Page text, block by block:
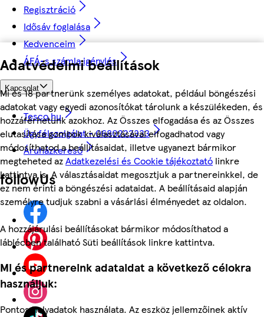
Adatvédelmi beállítások
Mi és 18 partnerünk személyes adatokat, például böngészési
adatokat vagy egyedi azonosítókat tárolunk a készülékeden, és
hozzáférhetünk azokhoz. Az Összes elfogadása és az Összes
elutasítása gombok kiválasztásával elfogadhatod vagy
módosíthatod a beállításaidat, illetve ugyanezt bármikor
megteheted azAdatkezelési és Cookie tájékoztató linkre
kattintva is. A választásaidat megosztjuk a partnereinkkel, de
ez nem érinti a böngészési adataidat. A beállításaid alapján
személyre tudjuk szabni a vásárlási élményedet az oldalon.
A hozzájárulási beállításokat bármikor módosíthatod a
láblécben található Süti beállítások linkre kattintva.
Mi és partnereink adataidat a következő célokra
használjuk:
Pontos helyadatok használata. Az eszköz jellemzőinek aktív
Regisztráció
Idősáv foglalása
Kedvenceim
ÁFÁ-s számla igénylés
Kapcsolat
Tesco.hu
Ügyfélszolgálat - 0680222333
Áruházkereső
followUs